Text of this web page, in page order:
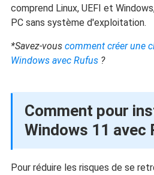
comprend Linux, UEFI et
PC sans système d'exploitation.
*Savez-vous comment créer une
Windows avec Rufus?
Comment pour
Windows 11 avec
Pour réduire les risques de se